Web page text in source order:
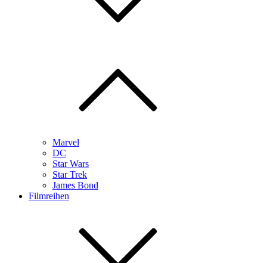
Marvel
DC
Star Wars
Star Trek
James Bond
Filmreihen